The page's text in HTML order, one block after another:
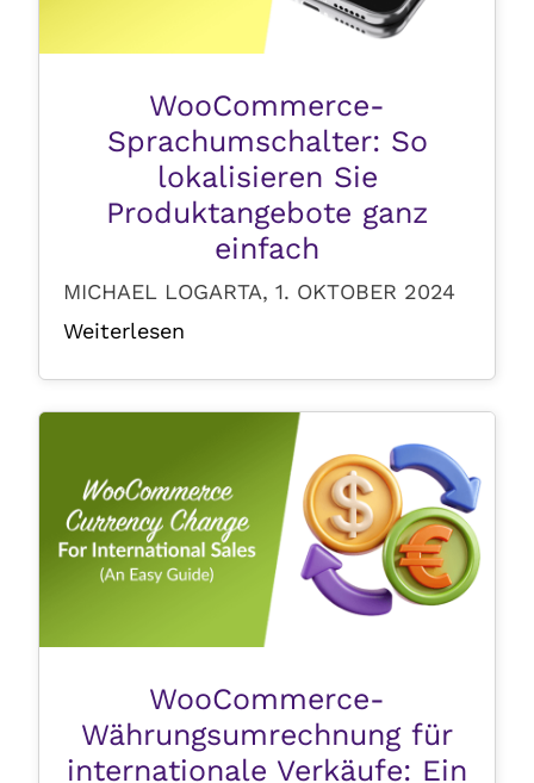
WooCommerce-
Sprachumschalter: So
lokalisieren Sie
Produktangebote ganz
einfach
MICHAEL LOGARTA, 1. OKTOBER 2024
Weiterlesen
WooCommerce-
Währungsumrechnung für
internationale Verkäufe: Ein